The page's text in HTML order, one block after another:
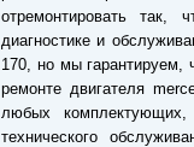
отремонтировать
диагностике и
170, но мы гарантируем,
ремонте двигателя
любых
технического